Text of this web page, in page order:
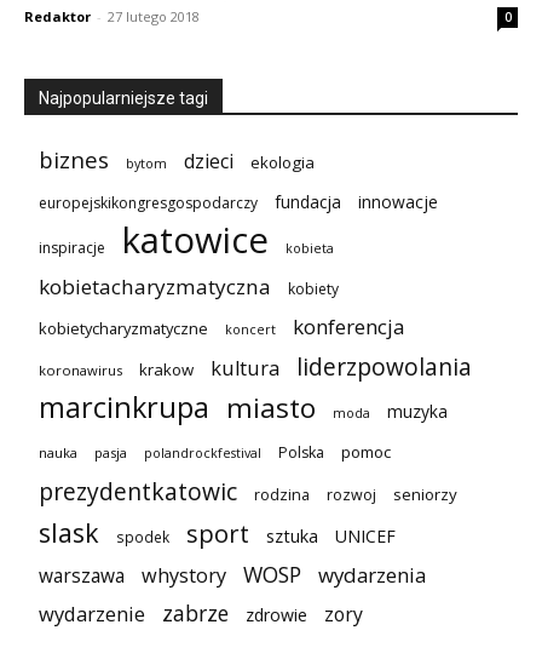
Redaktor - 27 lutego 2018 0
Najpopularniejsze tagi
biznes bytom dzieci ekologia
europejskikongresgospodarczy fundacja innowacje
inspiracje katowice kobieta
kobietacharyzmatyczna kobiety
kobietycharyzmatyczne koncert konferencja
koronawirus krakow kultura liderzpowolania
marcinkrupa miasto moda muzyka
nauka pasja polandrockfestival Polska pomoc
prezydentkatowic rodzina rozwoj seniorzy
slask spodek sport sztuka UNICEF
warszawa whystory WOSP
wydarzenia
wydarzenie
zabrze zdrowie zory